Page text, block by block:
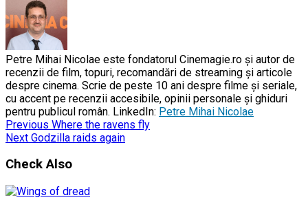
Petre Mihai Nicolae este fondatorul Cinemagie.ro și autor de
recenzii de film, topuri, recomandări de streaming și articole
despre cinema. Scrie de peste 10 ani despre filme și seriale,
cu accent pe recenzii accesibile, opinii personale și ghiduri
pentru publicul român. LinkedIn: Petre Mihai Nicolae
Previous Where the ravens fly
Next Godzilla raids again
Check Also